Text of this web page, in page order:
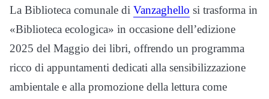
La Biblioteca comunale di Vanzaghello si trasforma in
«Biblioteca ecologica» in occasione dell’edizione
2025 del Maggio dei libri, offrendo un programma
ricco di appuntamenti dedicati alla sensibilizzazione
ambientale e alla promozione della lettura come